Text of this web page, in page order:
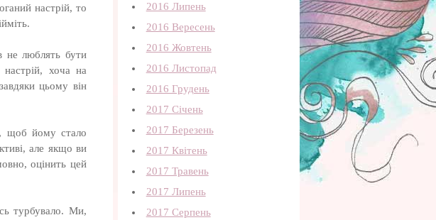
настрій, то
не люблять бути
хоча на
цьому він
щоб йому стало
але якщо ви
оцінить цей
турбувало. Ми,
2016 Липень
2016 Вересень
2016 Жовтень
2016 Листопад
2016 Грудень
2017 Січень
2017 Березень
2017 Квітень
2017 Травень
2017 Липень
2017 Серпень